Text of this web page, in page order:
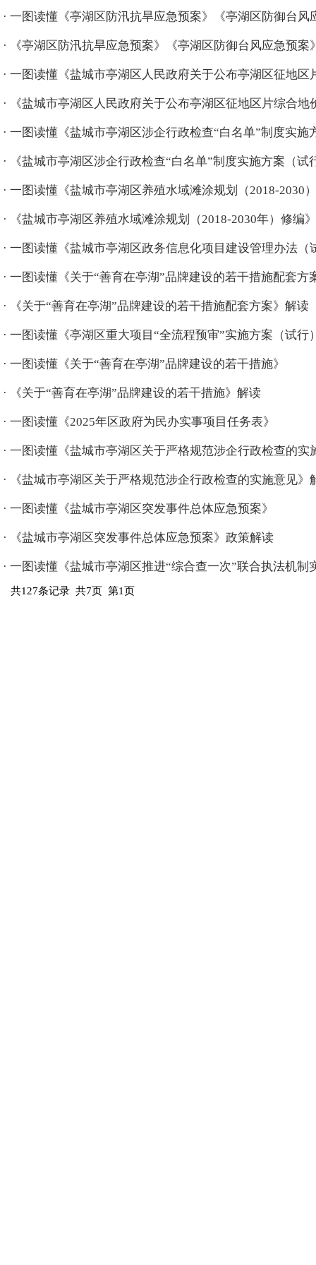
· 一图读懂《亭湖区防汛抗旱应急预案》《亭湖区防御台风
· 《亭湖区防汛抗旱应急预案》《亭湖区防御台风应急预案
· 一图读懂《盐城市亭湖区人民政府关于公布亭湖区征地区
· 《盐城市亭湖区人民政府关于公布亭湖区征地区片综合地
· 一图读懂《盐城市亭湖区涉企行政检查“白名单”制度实施
· 《盐城市亭湖区涉企行政检查“白名单”制度实施方案（试
· 一图读懂《盐城市亭湖区养殖水域滩涂规划（2018-2030
· 《盐城市亭湖区养殖水域滩涂规划（2018-2030年）修编
· 一图读懂《盐城市亭湖区政务信息化项目建设管理办法（
· 一图读懂《关于“善育在亭湖”品牌建设的若干措施配套方
· 《关于“善育在亭湖”品牌建设的若干措施配套方案》解读
· 一图读懂《亭湖区重大项目“全流程预审”实施方案（试行
· 一图读懂《关于“善育在亭湖”品牌建设的若干措施》
· 《关于“善育在亭湖”品牌建设的若干措施》解读
· 一图读懂《2025年区政府为民办实事项目任务表》
· 一图读懂《盐城市亭湖区关于严格规范涉企行政检查的实
· 《盐城市亭湖区关于严格规范涉企行政检查的实施意见》
· 一图读懂《盐城市亭湖区突发事件总体应急预案》
· 《盐城市亭湖区突发事件总体应急预案》政策解读
· 一图读懂《盐城市亭湖区推进“综合查一次”联合执法机制
共127条记录 共7页 第1页